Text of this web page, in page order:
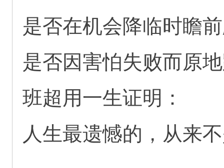
是否在机会降临时瞻
是否因害怕失败而原
班超用一生证明：
人生最遗憾的，从来